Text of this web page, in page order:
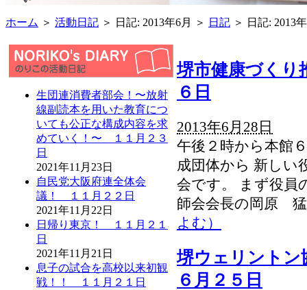
ホーム ＞ 活動日記 ＞ 日記: 2013年6月 ＞ 日記 ＞ 日記: 2013
生団連消費者部会！〜放射
線副読本を用いた教育につ
いても公正な構成内容を求
めていく！〜 １１月２３
日
2021年11月23日
自民党大阪府連全体会
議！ １１月２２日
2021年11月22日
日帰り東京！ １１月２１
日
2021年11月21日
息子の試合を高校以来初観
戦！！ １１月２１日
堺市健康づく
６日
2013年6月28日
午後２時から本館
成団体から 新しい
会です。 まず役員
師会会長の岡原
よむ）
堺ウェリントン
６月２５日